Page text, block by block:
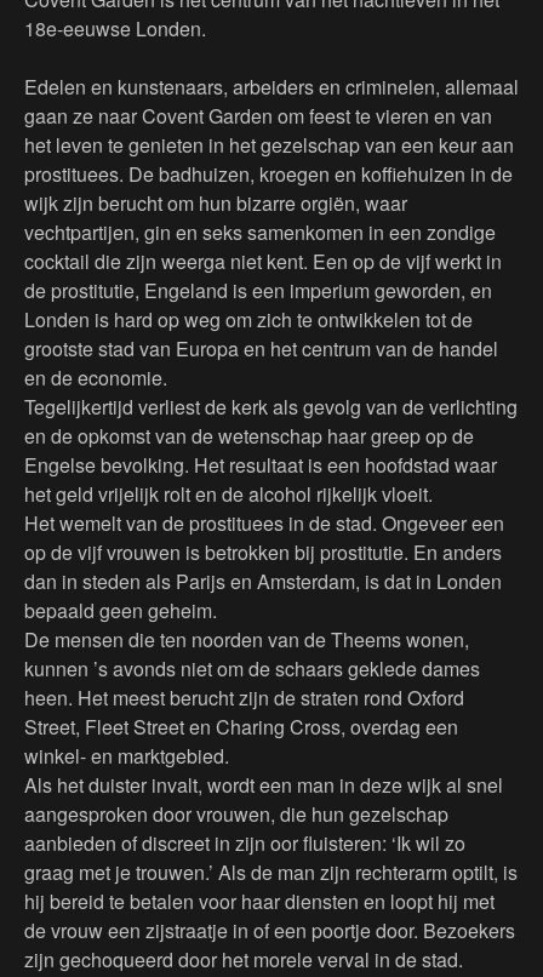
18e-eeuwse Londen.
Edelen en kunstenaars, arbeiders en criminelen, allemaal
gaan ze naar Covent Garden om feest te vieren en van
het leven te genieten in het gezelschap van een keur aan
prostituees. De badhuizen, kroegen en koffiehuizen in de
wijk zijn berucht om hun bizarre orgiën, waar
vechtpartijen, gin en seks samenkomen in een zondige
cocktail die zijn weerga niet kent. Een op de vijf werkt in
de prostitutie, Engeland is een imperium geworden, en
Londen is hard op weg om zich te ontwikkelen tot de
grootste stad van Europa en het centrum van de handel
en de economie.
Tegelijkertijd verliest de kerk als gevolg van de verlichting
en de opkomst van de wetenschap haar greep op de
Engelse bevolking. Het resultaat is een hoofdstad waar
het geld vrijelijk rolt en de alcohol rijkelijk vloeit.
Het wemelt van de prostituees in de stad. Ongeveer een
op de vijf vrouwen is betrokken bij prostitutie. En anders
dan in steden als Parijs en Amsterdam, is dat in Londen
bepaald geen geheim.
De mensen die ten noorden van de Theems wonen,
kunnen ’s avonds niet om de schaars geklede dames
heen. Het meest berucht zijn de straten rond Oxford
Street, Fleet Street en Charing Cross, overdag een
winkel- en marktgebied.
Als het duister invalt, wordt een man in deze wijk al snel
aangesproken door vrouwen, die hun gezelschap
aanbieden of discreet in zijn oor fluisteren: ‘Ik wil zo
graag met je trouwen.’ Als de man zijn rechterarm optilt, is
hij bereid te betalen voor haar diensten en loopt hij met
de vrouw een zijstraatje in of een poortje door. Bezoekers
zijn gechoqueerd door het morele verval in de stad.